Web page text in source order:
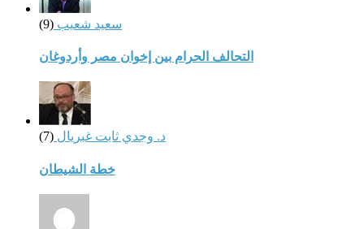
سعيد شعيب (9)
التحالف الحرام بين إخوان مصر وأردوغان
د. وجدي ثابت غبريال (7)
خطة الشيطان